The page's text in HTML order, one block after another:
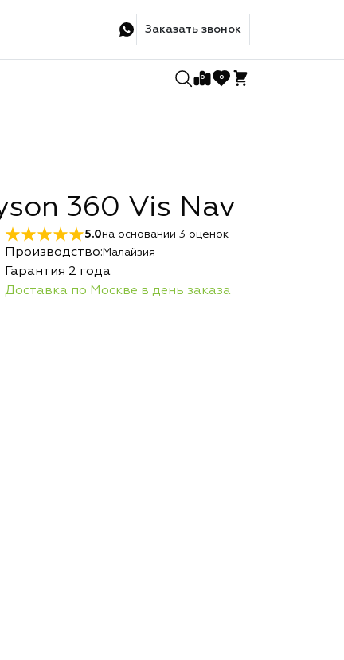
Заказать звонок
0 0
360 Vis Nav
5.0на основании 3 оценок
Производство: Малайзия
Гарантия 2 года
Доставка по Москве в день заказа